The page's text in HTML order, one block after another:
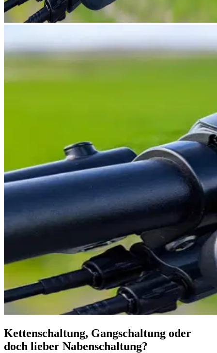
Kettenschaltung, Gangschaltung oder
doch lieber Nabenschaltung?